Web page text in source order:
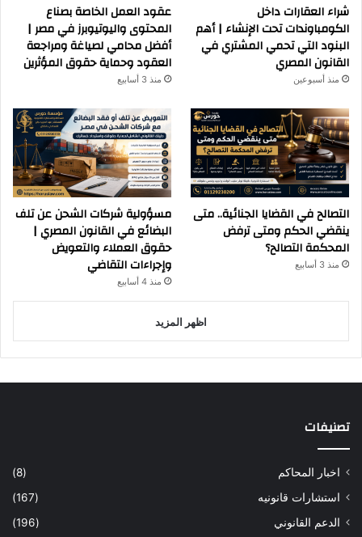
شراء العقارات داخل
الكومباوندات تحت الإنشاء | أهم
البنود التي تحمي المشتري في
القانون المصري
منذ أسبوعين
عقود العمل الخاصة بصناع
المحتوى واليوتيوبرز في مصر |
أفضل محامي لصياغة ومراجعة
العقود وحماية حقوق المؤثرين
منذ 3 أسابيع
التصالح في القضايا الجنائية.. متى
ينقضي الحكم ومتى ترفض
المحكمة التصالح؟
منذ 3 أسابيع
مسؤولية شركات الشحن عن تلف
البضائع في القانون المصري |
حقوق العملاء والتعويض
وإجراءات التقاضي
منذ 4 أسابيع
اظهر المزيد
تصنيفات
اخبار المحاكم
(8)
استشارات قانونيه
(167)
الدعم القانوني
(196)